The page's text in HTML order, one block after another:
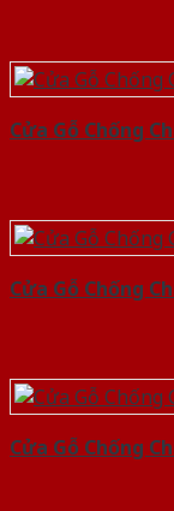
Cửa Gỗ Chống
Cửa Gỗ Chống
Cửa Gỗ Chống